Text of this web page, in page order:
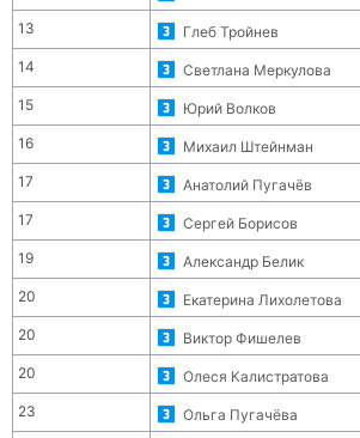
13 Глеб Тройнев
14 Светлана Меркулова
15 Юрий Волков
16 Михаил Штейнман
17 Анатолий Пугачёв
17 Сергей Борисов
19 Александр Белик
20 Екатерина Лихолетова
20 Виктор Фишелев
20
Олеся Калистратова
23
Ольга Пугачёва